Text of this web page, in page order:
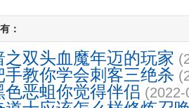
：
之双头血魔年迈的玩家
手教你学会刺客三绝杀
恶蛆你觉得伴侣